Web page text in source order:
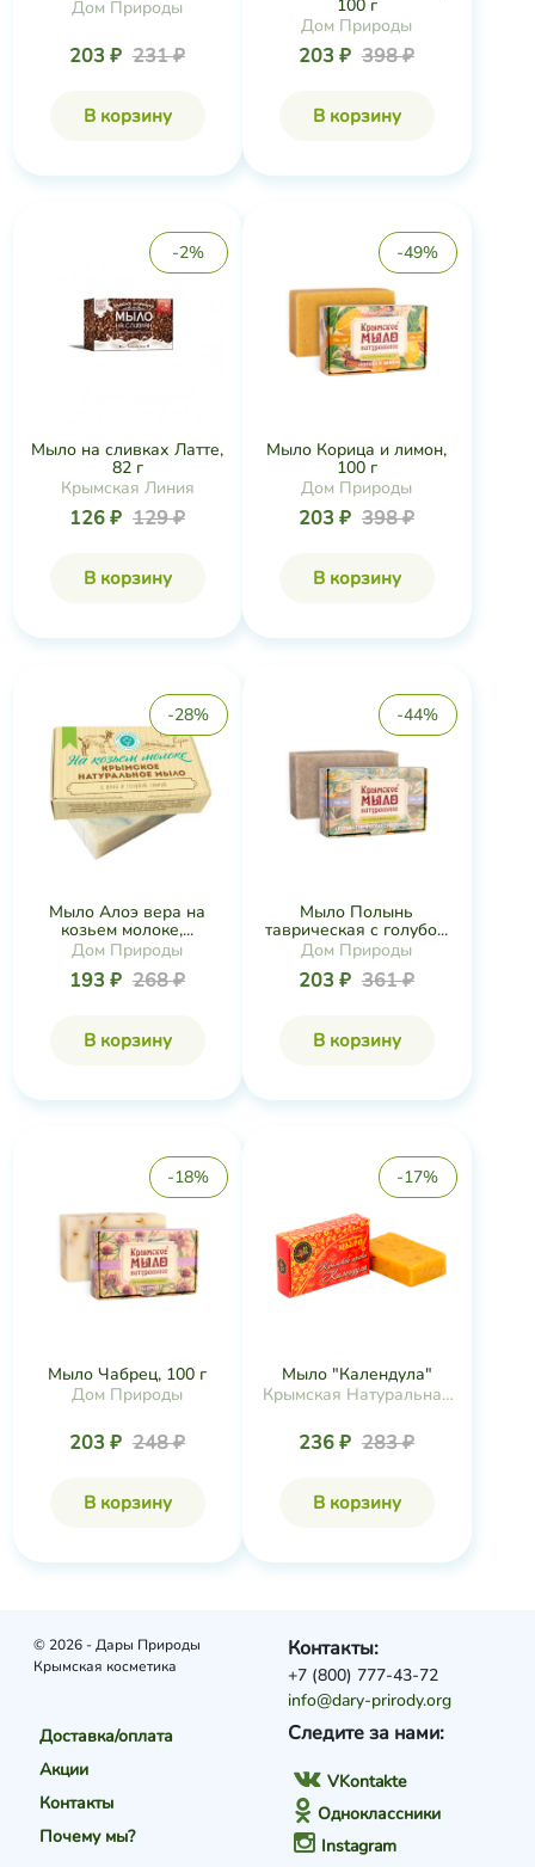
Дом Природы
203 ₽ 231 ₽
В корзину
100 г
Дом Природы
203 ₽ 398 ₽
В корзину
-2%
Мыло на сливках Латте,
82 г
Крымская Линия
126 ₽ 129 ₽
В корзину
-49%
Мыло Корица и лимон,
100 г
Дом Природы
203 ₽ 398 ₽
В корзину
-28%
Мыло Алоэ вера на
козьем молоке,...
Дом Природы
193 ₽ 268 ₽
В корзину
-44%
Мыло Полынь
таврическая с голубо...
Дом Природы
203 ₽ 361 ₽
В корзину
-18%
Мыло Чабрец, 100 г
Дом Природы
203 ₽ 248 ₽
В корзину
-17%
Мыло "Календула"
Крымская Натуральная
236 ₽ 283 ₽
В корзину
© 2026 - Дары Природы
Крымская косметика
Доставка/оплата
Акции
Контакты
Почему мы?
Следите за нами:
VKontakte
Одноклассники
Instagram
Контакты:
+7 (800) 777-43-72
info@dary-prirody.org